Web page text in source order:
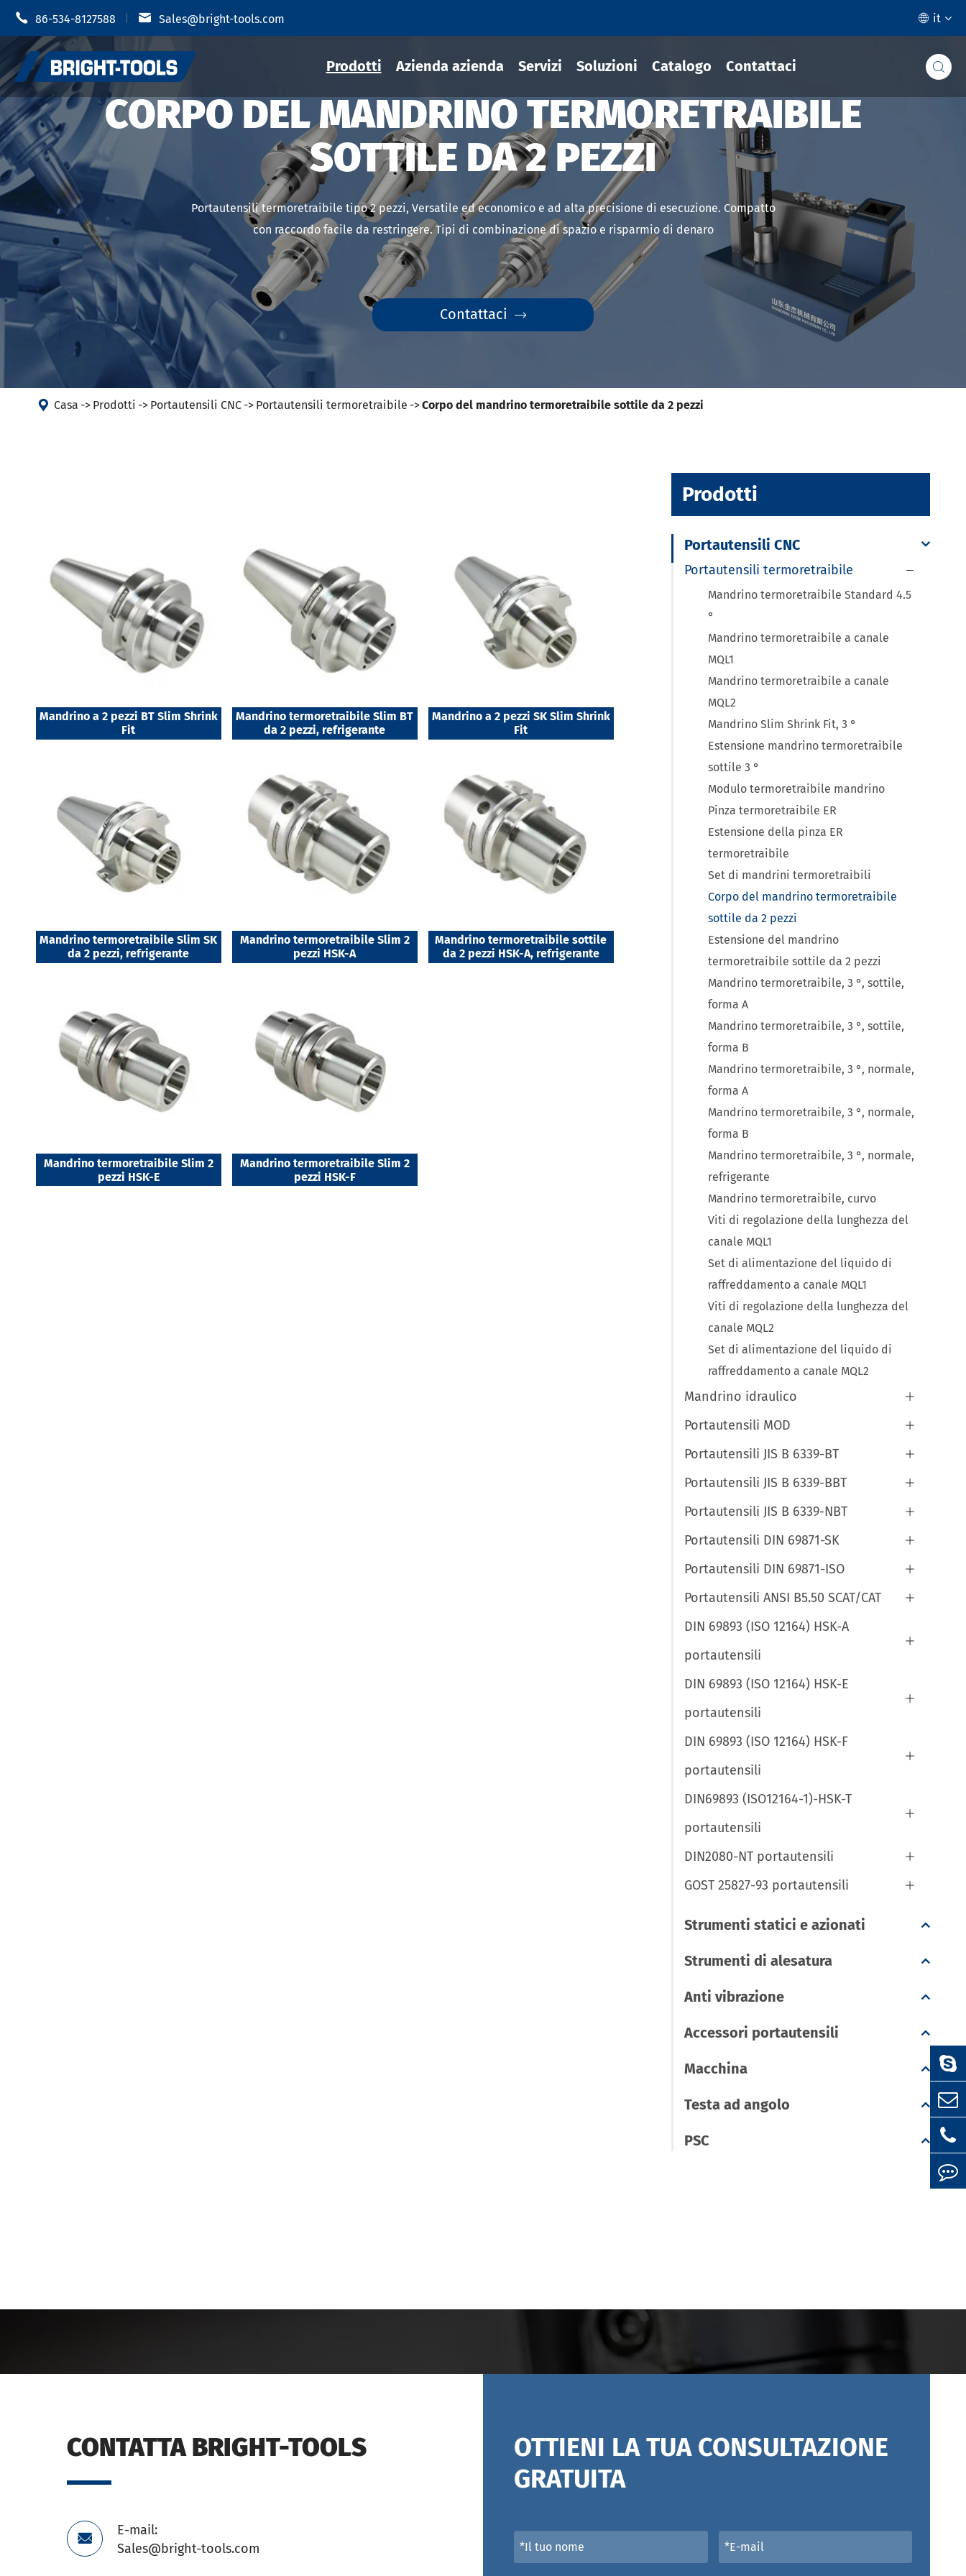
 86-534-8127588  Sales@bright-tools.com  it
Prodotti
Portautensili CNC
Strumenti statici e azionati
Strumenti di alesatura
Anti vibrazione
Accessori portautensili
Macchina
Testa ad angolo
PSC
Portautensili termoretraibile
Mandrino idraulico
Portautensili MOD
Portautensili JIS B 6339-BT
Portautensili JIS B 6339-BBT
Portautensili JIS B 6339-NBT
Portautensili DIN 69871-SK
Portautensili DIN 69871-ISO
Portautensili ANSI B5.50 SCAT/CAT
DIN 69893 (ISO 12164) HSK-A portautensili
Azienda azienda Servizi Soluzioni Catalogo Contattaci 
CORPO DEL MANDRINO TERMORETRAIBILE
SOTTILE DA 2 PEZZI
Portautensili termoretraibile tipo 2 pezzi, Versatile ed economico e ad alta precisione di esecuzione. Compatto
con raccordo facile da restringere. Tipi di combinazione di spazio e risparmio di denaro
Contattaci 
 Casa Prodotti Portautensili CNC Portautensili termoretraibile Corpo del mandrino termoretraibile sottile da 2 pezzi
Mandrino a 2 pezzi BT Slim Shrink
Fit
Mandrino termoretraibile Slim BT
da 2 pezzi, refrigerante
Mandrino a 2 pezzi SK Slim Shrink
Fit
Mandrino termoretraibile Slim SK
da 2 pezzi, refrigerante
Mandrino termoretraibile Slim 2
pezzi HSK-A
Mandrino termoretraibile sottile
da 2 pezzi HSK-A, refrigerante
Mandrino termoretraibile Slim 2
pezzi HSK-E
Mandrino termoretraibile Slim 2
pezzi HSK-F
Prodotti
Portautensili CNC
Portautensili termoretraibile 
Mandrino termoretraibile Standard 4.5
°
Mandrino termoretraibile a canale
MQL1
Mandrino termoretraibile a canale
MQL2
Mandrino Slim Shrink Fit, 3 °
Estensione mandrino termoretraibile
sottile 3 °
Modulo termoretraibile mandrino
Pinza termoretraibile ER
Estensione della pinza ER
termoretraibile
Set di mandrini termoretraibili
Corpo del mandrino termoretraibile
sottile da 2 pezzi
Estensione del mandrino
termoretraibile sottile da 2 pezzi
Mandrino termoretraibile, 3 °, sottile,
forma A
Mandrino termoretraibile, 3 °, sottile,
forma B
Mandrino termoretraibile, 3 °, normale,
forma A
Mandrino termoretraibile, 3 °, normale,
forma B
Mandrino termoretraibile, 3 °, normale,
refrigerante
Mandrino termoretraibile, curvo
Viti di regolazione della lunghezza del
canale MQL1
Set di alimentazione del liquido di
raffreddamento a canale MQL1
Viti di regolazione della lunghezza del
canale MQL2
Set di alimentazione del liquido di
raffreddamento a canale MQL2
Mandrino idraulico 
Portautensili MOD 
Portautensili JIS B 6339-BT 
Portautensili JIS B 6339-BBT 
Portautensili JIS B 6339-NBT 
Portautensili DIN 69871-SK 
Portautensili DIN 69871-ISO 
Portautensili ANSI B5.50 SCAT/CAT 
DIN 69893 (ISO 12164) HSK-A
portautensili

DIN 69893 (ISO 12164) HSK-E
portautensili

DIN 69893 (ISO 12164) HSK-F
portautensili

DIN69893 (ISO12164-1)-HSK-T
portautensili

DIN2080-NT portautensili 
GOST 25827-93 portautensili 
Strumenti statici e azionati
Strumenti di alesatura
Anti vibrazione
Accessori portautensili
Macchina
Testa ad angolo
PSC
CONTATTA BRIGHT-TOOLS

E-mail:
Sales@bright-tools.com
OTTIENI LA TUA CONSULTAZIONE
GRATUITA